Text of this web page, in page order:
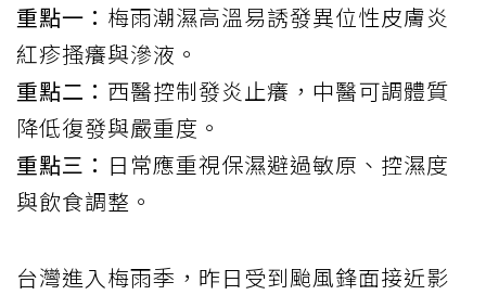
重點一： 梅雨潮濕高溫易誘發異位性皮膚炎
紅疹搔癢與滲液。
重點二： 西醫控制發炎止癢，中醫可調體質
降低復發與嚴重度。
重點三： 日常應重視保濕避過敏原、控濕度
與飲食調整。
台灣進入梅雨季，昨日受到颱風鋒面接近影